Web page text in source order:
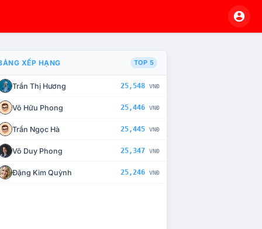
CHẾ TÀI XỬ LÝ VI PHẠM
XẾP HẠNG TOP 5
Trần Thị Hương 25,548 VNĐ
Võ Hữu Phong 25,446 VNĐ
Trần Ngọc Hà 25,445 VNĐ
Võ Duy Phong 25,347 VNĐ
Đặng Kim Quỳnh 25,246 VNĐ